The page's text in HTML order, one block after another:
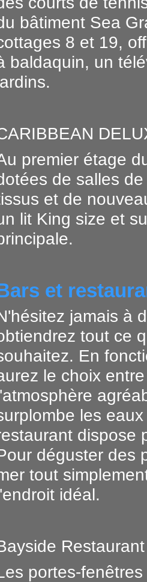
bâtiment Sea
8 et 19,
baldaquin, un
premier étage
de salles
et de
lit King size et
et
jamais à
tout ce
En
le choix
les
dispose
déguster des
tout
idéal.
Restaurant
portes-